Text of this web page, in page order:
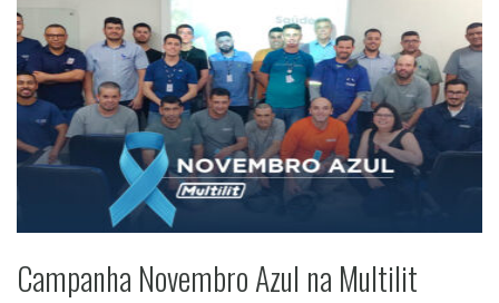
Campanha Novembro Azul na Multilit